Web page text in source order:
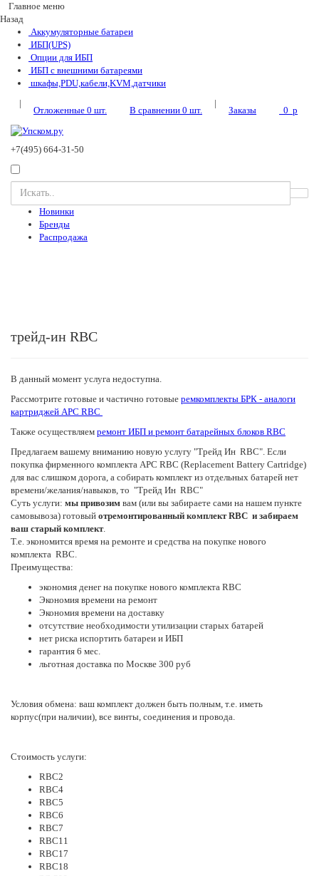
Главное меню
Назад
Аккумуляторные батареи
ИБП(UPS)
Опции для ИБП
ИБП с внешними батареями
шкафы,PDU,кабели,KVM,датчики
|
Отложенные 0 шт. В сравнении 0 шт.
|
Заказы 0 p
+7(495) 664-31-50
Новинки
Бренды
Распродажа
трейд-ин RBC
В данный момент услуга недоступна.
Рассмотрите готовые и частично готовые ремкомплекты БРК - аналоги
картриджей APC RBC
Также осуществляем ремонт ИБП и ремонт батарейных блоков RBC
Предлагаем вашему вниманию новую услугу "Трейд Ин RBC". Если
покупка фирменного комплекта APC RBC (Replacement Battery Cartridge)
для вас слишком дорога, а собирать комплект из отдельных батарей нет
времени/желания/навыков, то "Трейд Ин RBC"
Суть услуги: мы привозим вам (или вы забираете сами на нашем пункте
самовывоза) готовый отремонтированный комплект RBC и забираем
ваш старый комплект.
Т.е. экономится время на ремонте и средства на покупке нового
комплекта RBC.
Преимущества:
экономия денег на покупке нового комплекта RBC
Экономия времени на ремонт
Экономия времени на доставку
отсутствие необходимости утилизации старых батарей
нет риска испортить батареи и ИБП
гарантия 6 мес.
льготная доставка по Москве 300 руб
Условия обмена: ваш комплект должен быть полным, т.е. иметь
корпус(при наличии), все винты, соединения и провода.
Стоимость услуги:
RBC2
RBC4
RBC5
RBC6
RBC7
RBC11
RBC17
RBC18